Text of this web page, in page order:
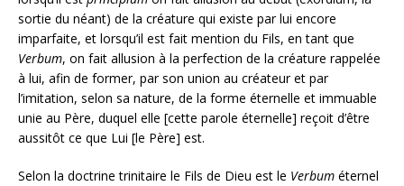
sortie du néant) de la créature qui existe par lui encore
imparfaite, et lorsqu’il est fait mention du Fils, en tant que
Verbum, on fait allusion à la perfection de la créature rappelée
à lui, afin de former, par son union au créateur et par
l’imitation, selon sa nature, de la forme éternelle et immuable
unie au Père, duquel elle [cette parole éternelle] reçoit d’être
aussitôt ce que Lui [le Père] est.
Selon la doctrine trinitaire le Fils de Dieu est le Verbum éternel